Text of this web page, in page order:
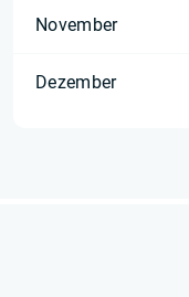
November
Dezember